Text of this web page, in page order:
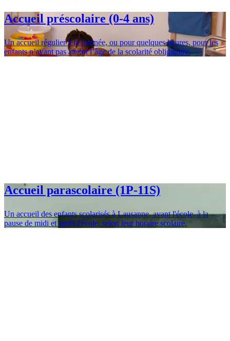
Accueil préscolaire (0-4 ans)
Un accueil régulier à la journée, ou pour quelques heures, pour les
enfants n’ayant pas atteint l’âge de la scolarité obligatoire.
Accueil parascolaire (1P-11S)
Un accueil des enfants scolarisés à Lausanne, avant l'école, à la
pause de midi et après l'école, selon leur horaire scolaire.